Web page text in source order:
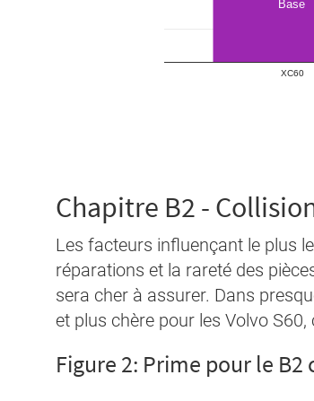
Chapitre B2 -
Les facteurs influençant le plus
réparations et la rareté des
sera cher à assurer. Dans
et plus chère pour les Volvo
Figure 2: Prime pour le B2